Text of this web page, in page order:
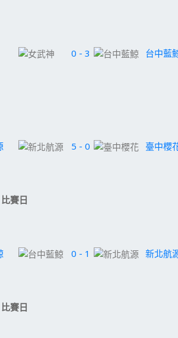
0 - 3 台中藍
5 - 0 臺中櫻
賽日
0 - 1 新北航
賽日